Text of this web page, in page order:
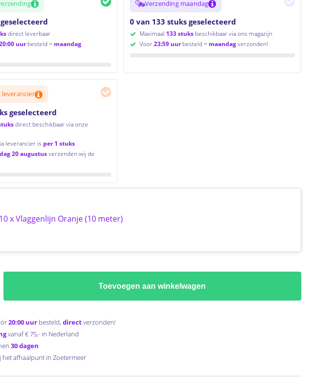
direct leverbaar
uurbesteld = maandag
Verzending maandag
0 van 133 stuks geselecteerd
Maximaal 133 stuksbeschikbaar via ons magazijn
Voor23:59 uurbesteld = maandagverzonden!
leverancier
geselecteerd
direct beschikbaar via onze
leverancier is per 1 stuks
20 augustusverzenden wij de
10 x Vlaggenlijn Oranje (10 meter)
Toevoegen aan winkelwagen
20:00 uur besteld,directverzonden!
vanaf € 75,- in Nederland
30 dagen
het afhaalpunt in Zoetermeer